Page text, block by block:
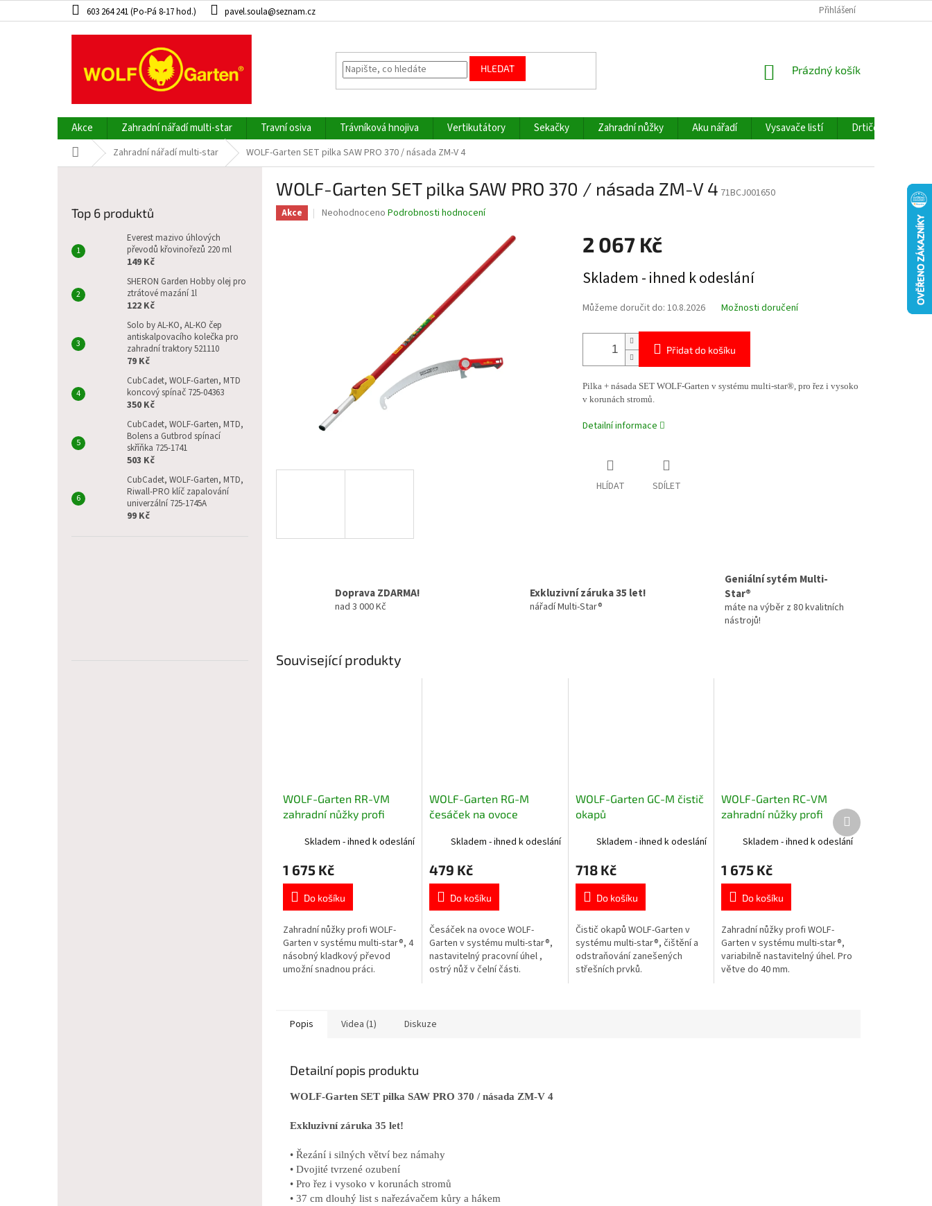
na
603 264 241 (Po-Pá 8-17 hod.) pavel.soula@seznam.cz Přihlášení
HLEDAT
NÁKUPNÍ
Prázdný košík
Akce Zahradní nářadí multi-star Travní osiva Trávníková hnojiva Vertikutátory Sekačky Zahradní nůžky Aku nářadí Vysavače listí Drtiče větví
Domů Zahradní nářadí multi-star WOLF-Garten SET pilka SAW PRO 370 / násada ZM-V 4
Top 6 produktů
Everest mazivo úhlových
převodů křovinořezů 220 ml
149 Kč
SHERON Garden Hobby olej pro
ztrátové mazání 1l
122 Kč
Solo by AL-KO, AL-KO čep
antiskalpovacího kolečka pro
zahradní traktory 521110
79 Kč
CubCadet, WOLF-Garten, MTD
koncový spínač 725-04363
350 Kč
CubCadet, WOLF-Garten, MTD,
Bolens a Gutbrod spínací
skříňka 725-1741
503 Kč
CubCadet, WOLF-Garten, MTD,
Riwall-PRO klíč zapalování
univerzální 725-1745A
99 Kč
WOLF-Garten SET pilka SAW PRO 370 / násada ZM-V 4 71BCJ001650
Akce
Průměrné
Neohodnoceno Podrobnosti hodnocení
2 067 Kč
cena:
Skladem - ihned k odeslání
Můžeme doručit do: 10.8.2026 Možnosti doručení
Přidat do košíku
Pilka + násada SET WOLF-Garten v systému multi-star®, pro řez i vysoko
v korunách stromů.
Detailní informace
HLÍDAT SDÍLET
Doprava ZDARMA!
nad 3 000 Kč
Exkluzivní záruka 35 let!
nářadí Multi-Star®
Geniální sytém Multi-
Star®
máte na výběr z 80 kvalitních
nástrojů!
Související produkty
WOLF-Garten RR-VM
zahradní nůžky profi
Skladem - ihned k odeslání
1 675 Kč
Do košíku
Zahradní nůžky profi WOLF-
Garten v systému multi-star®, 4
násobný kladkový převod
umožní snadnou práci.
WOLF-Garten RG-M
česáček na ovoce
Skladem - ihned k odeslání
479 Kč
Do košíku
Česáček na ovoce WOLF-
Garten v systému multi-star®,
nastavitelný pracovní úhel ,
ostrý nůž v čelní části.
WOLF-Garten GC-M čistič
okapů
Skladem - ihned k odeslání
718 Kč
Do košíku
Čistič okapů WOLF-Garten v
systému multi-star®, čištění a
odstraňování zanešených
střešních prvků.
WOLF-Garten RC-VM
zahradní nůžky profi
Skladem - ihned k odeslání
1 675 Kč
Do košíku
Zahradní nůžky profi WOLF-
Garten v systému multi-star®,
variabilně nastavitelný úhel. Pro
větve do 40 mm.
Další
produkt
Popis Videa (1) Diskuze
Detailní popis produktu
WOLF-Garten SET pilka SAW PRO 370 / násada ZM-V 4
Exkluzivní záruka 35 let!
• Řezání i silných větví bez námahy
• Dvojité tvrzené ozubení
• Pro řez i vysoko v korunách stromů
• 37 cm dlouhý list s nařezávačem kůry a hákem